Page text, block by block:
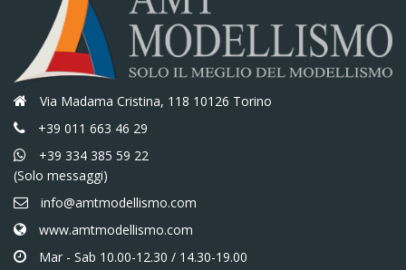
Via Madama Cristina, 118 10126 Torino
+39 011 663 46 29
+39 334 385 59 22
(Solo messaggi)
info@amtmodellismo.com
www.amtmodellismo.com
Mar - Sab 10.00-12.30 / 14.30-19.00